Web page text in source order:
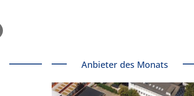
Anbieter des Monats